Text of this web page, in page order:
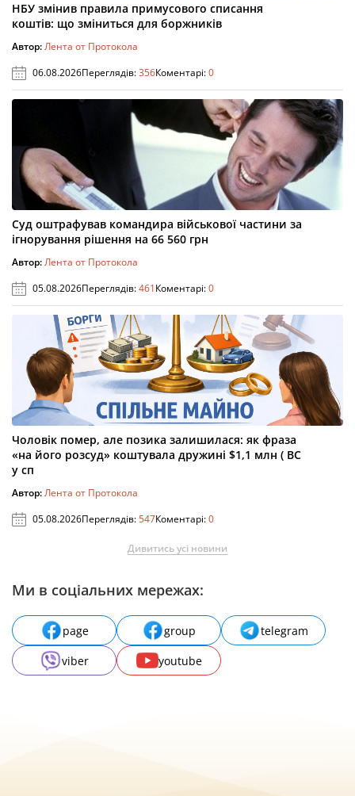
НБУ змінив правила примусового списання
коштів: що зміниться для боржників
Автор:Лента от Протокола
06.08.2026Переглядів:356Коментарі:0
Суд оштрафував командира військової частини за
ігнорування рішення на 66 560 грн
Автор:Лента от Протокола
05.08.2026Переглядів:461Коментарі:0
Чоловік помер, але позика залишилася: як фраза
«на його розсуд» коштувала дружині $1,1 млн ( ВС
у сп
Автор:Лента от Протокола
05.08.2026Переглядів:547Коментарі:0
Дивитись усі новини
Ми в соціальних мережах:
page group
telegram
viber
youtube